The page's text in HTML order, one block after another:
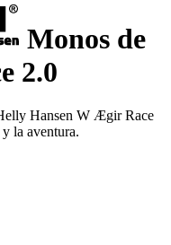
Monos de
2.0
Hansen W Ægir Race
la aventura.